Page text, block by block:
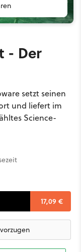
- Der
setzt seinen
und liefert im
Science-
17,09 €